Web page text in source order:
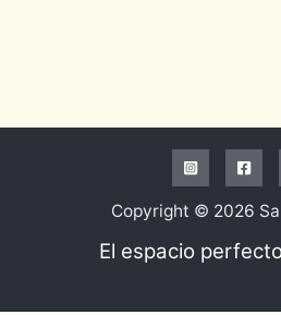
Copyright © 2026
El espacio